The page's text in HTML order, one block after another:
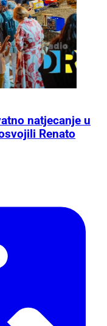
natjecanje u
Renato